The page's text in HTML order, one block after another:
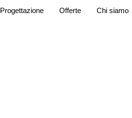
Progettazione Offerte Chi siamo